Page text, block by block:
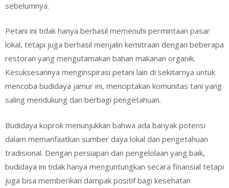
sebelumnya.
Petani ini tidak hanya berhasil memenuhi permintaan pasar
lokal, tetapi juga berhasil menjalin kemitraan dengan beberapa
restoran yang mengutamakan bahan makanan organik.
Kesuksesannya menginspirasi petani lain di sekitarnya untuk
mencoba budidaya jamur ini, menciptakan komunitas tani yang
saling mendukung dan berbagi pengetahuan.
Budidaya koprok menunjukkan bahwa ada banyak potensi
dalam memanfaatkan sumber daya lokal dan pengetahuan
tradisional. Dengan persiapan dan pengelolaan yang baik,
budidaya ini tidak hanya menguntungkan secara finansial tetapi
juga bisa memberikan dampak positif bagi kesehatan